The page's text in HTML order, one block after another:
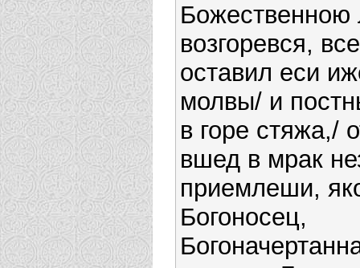
возгоревся,
оставил еси
молвы/ и
в горе стяжа,/
вшед в мрак
приемлеши,
Богоносец,